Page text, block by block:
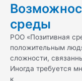
среды
РОО «Позитивная
положительным
сложности,
Иногда требуется
к